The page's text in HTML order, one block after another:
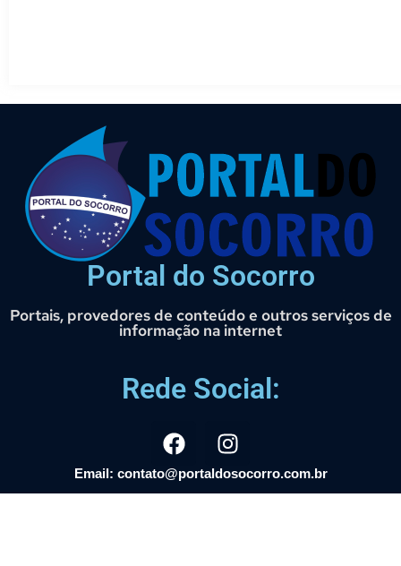
Portal do Socorro
Portais, provedores de conteúdo e outros serviços de
informação na internet
Rede Social:
Email: contato@portaldosocorro.com.br